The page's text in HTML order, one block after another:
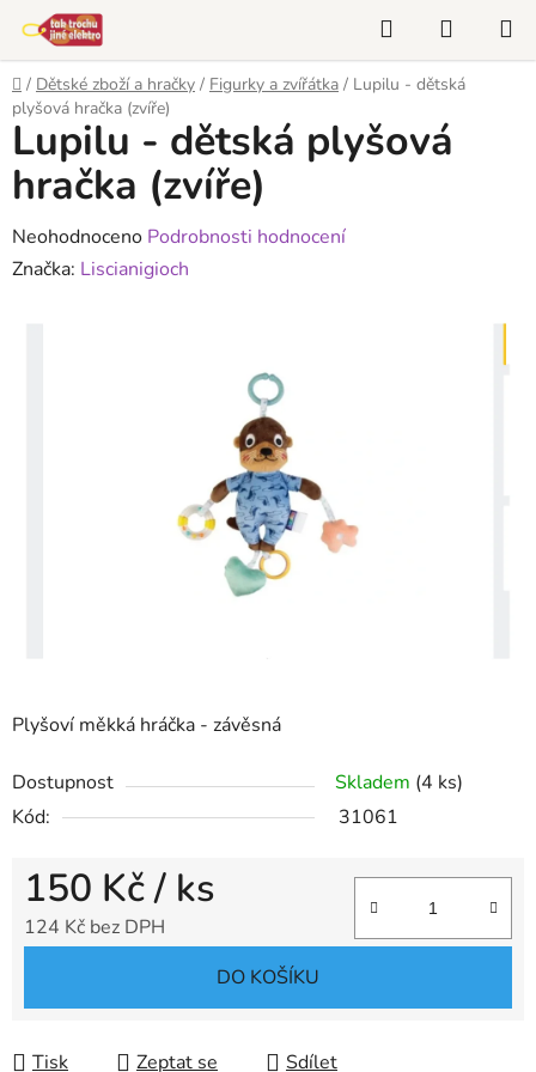
obsah
Hledat
KOŠÍK
Domů
/ Dětské zboží a hračky / Figurky a zvířátka / Lupilu - dětská
plyšová hračka (zvíře)
Plyšoví měkká hráčka - závěsná
Dostupnost Skladem (4 ks)
Kód:
31061
150 Kč/ ks
124 Kč bez DPH
DO KOŠÍKU
Tisk Zeptat se Sdílet
Lupilu - dětská plyšová
hračka (zvíře)
Průměrné
hodnocení
Neohodnoceno Podrobnosti hodnocení
Značka: Liscianigioch